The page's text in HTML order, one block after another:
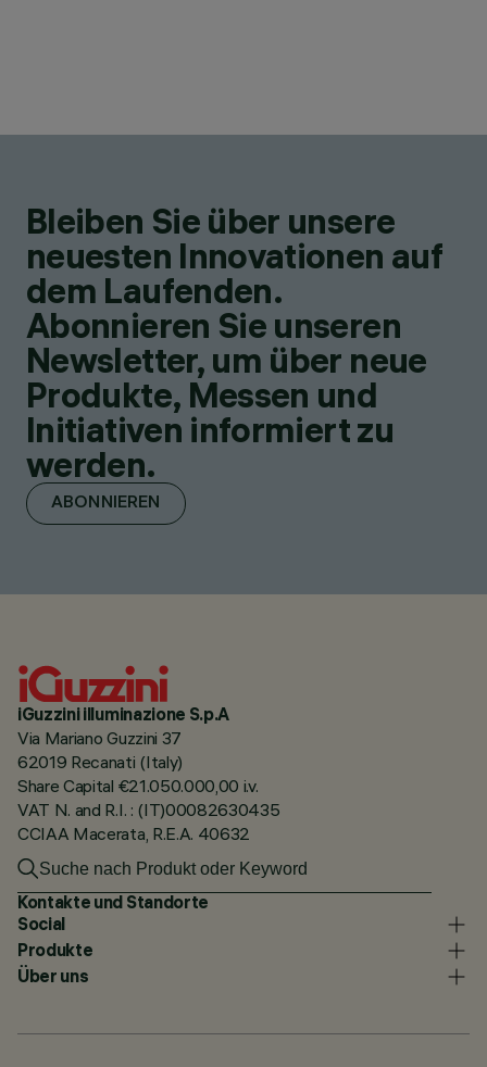
Bleiben Sie über unsere
neuesten Innovationen auf
dem Laufenden.
Abonnieren Sie unseren
Newsletter, um über neue
Produkte, Messen und
Initiativen informiert zu
werden.
ABONNIEREN
iGuzzini illuminazione S.p.A
Via Mariano Guzzini 37
62019 Recanati (Italy)
Share Capital €21.050.000,00 i.v.
VAT N. and R.I. : (IT)00082630435
CCIAA Macerata, R.E.A. 40632
Kontakte und Standorte
Social
Produkte
Über uns